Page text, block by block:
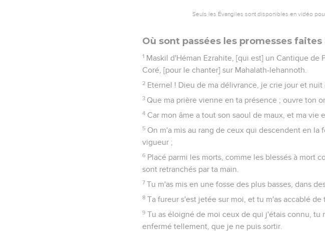
Seuls les Évangiles sont disponibles en vidéo
Où sont passées les promesses faites
1 Maskil d'Héman Ezrahite, [qui est] un Cantique
Coré, [pour le chanter] sur Mahalath-lehannoth.
2 Eternel ! Dieu de ma délivrance, je crie jour et nuit
3 Que ma prière vienne en ta présence ; ouvre ton
4 Car mon âme a tout son saoul de maux, et ma vie
5 On m'a mis au rang de ceux qui descendent en
vigueur ;
6 Placé parmi les morts, comme les blessés à mort
sont retranchés par ta main.
7 Tu m'as mis en une fosse des plus basses, dans
8 Ta fureur s'est jetée sur moi, et tu m'as accablé de
9 Tu as éloigné de moi ceux de qui j'étais connu,
enfermé tellement, que je ne puis sortir.